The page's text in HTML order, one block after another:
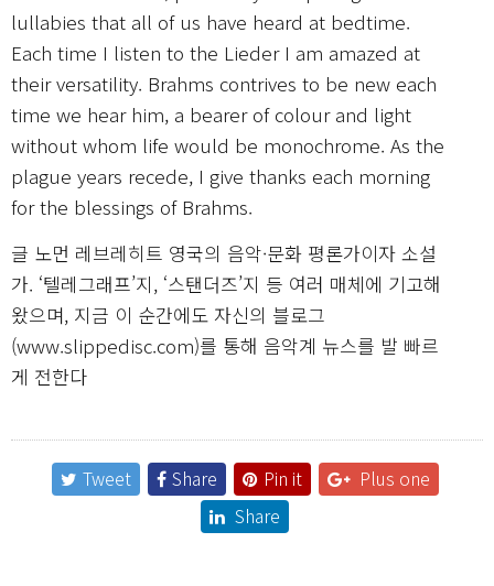
lullabies that all of us have heard at bedtime.
Each time I listen to the Lieder I am amazed at
their versatility. Brahms contrives to be new each
time we hear him, a bearer of colour and light
without whom life would be monochrome. As the
plague years recede, I give thanks each morning
for the blessings of Brahms.
글 노먼 레브레히트 영국의 음악·문화 평론가이자 소설
가. ‘텔레그래프’지, ‘스탠더즈’지 등 여러 매체에 기고해
왔으며, 지금 이 순간에도 자신의 블로그
(www.slippedisc.com)를 통해 음악계 뉴스를 발 빠르
게 전한다
Tweet Share Pin it
Plus one
Share